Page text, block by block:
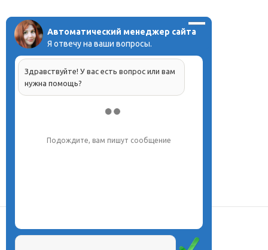
Проекты
Автоматический менеджер сайта
Я отвечу на ваши вопросы.
Здравствуйте! У вас есть вопрос или вам
нужна помощь?
Подождите, вам пишут сообщение